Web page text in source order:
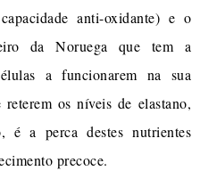
anti-oxidante) e o
da Noruega que tem a
a funcionarem na sua
os níveis de elastano,
é a perca destes nutrientes
precoce.